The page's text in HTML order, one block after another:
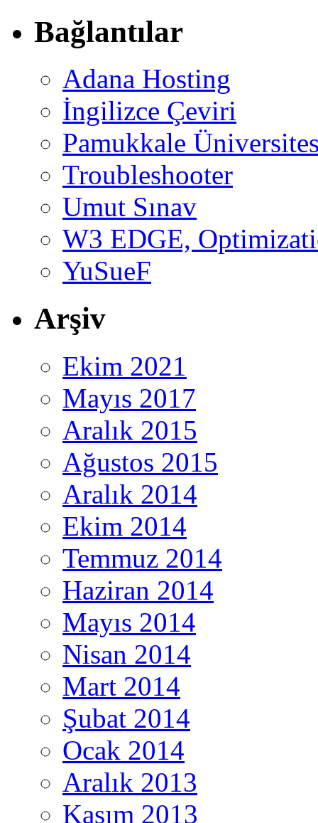
Bağlantılar
Adana Hosting
İngilizce Çeviri
Pamukkale
Troubleshooter
Umut Sınav
W3 EDGE,
YuSueF
Arşiv
Ekim 2021
Mayıs 2017
Aralık 2015
Ağustos 2015
Aralık 2014
Ekim 2014
Temmuz 2014
Haziran 2014
Mayıs 2014
Nisan 2014
Mart 2014
Şubat 2014
Ocak 2014
Aralık 2013
Kasım 2013